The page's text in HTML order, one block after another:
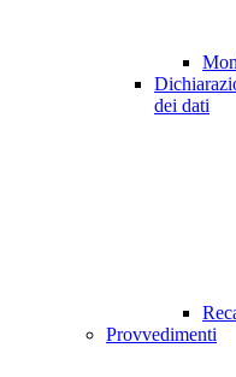
dei dati
Provvedimenti